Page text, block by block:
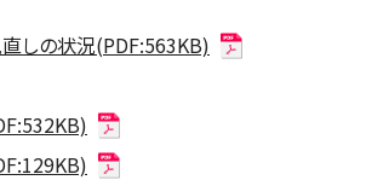
しの状況(PDF:563KB)